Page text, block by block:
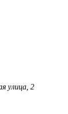
улица, 2